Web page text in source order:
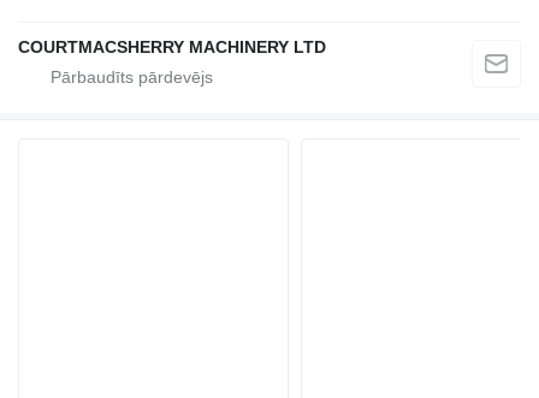
COURTMACSHERRY MACHINERY LTD